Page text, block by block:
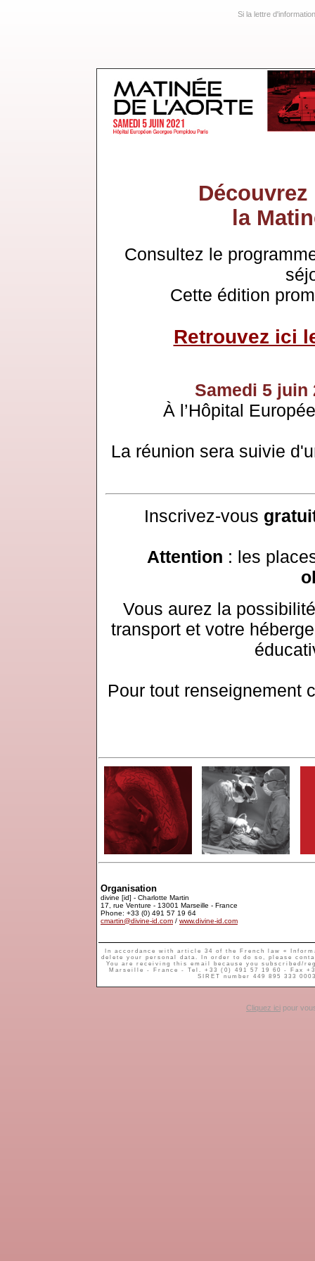
Si la lettre
la
Consultez le
Cette édition
Retrouvez ici
Samedi 5 juin
À l’Hôpital
La réunion sera suivie
Inscrivez-vous
Attention : les
Vous aurez la
transport et votre
Pour tout renseignement
Organisation
divine [id] - Charlotte Martin
17, rue Venture - 13001 Marseille - France
Phone: +33 (0) 491 57 19 64
cmartin@divine-id.com / www.divine-id.com
In accordance with article 34 of the French law «
delete your personal data. In order to do so, please
You are receiving this email because you subscribed/
Marseille - France - Tel. +33 (0) 491 57 19 60 - Fax
SIRET number 449 895 333
Cliquez ici pour